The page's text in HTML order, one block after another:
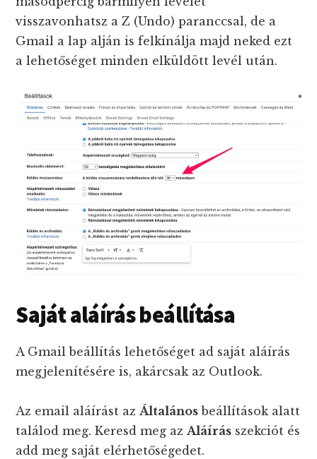
visszavonhatsz a Z (Undo) paranccsal, de a
Gmail a lap alján is felkínálja majd neked ezt
a lehetőséget minden elküldött levél után.
Saját aláírás beállítása
A Gmail beállítás lehetőséget ad saját aláírás
megjelenítésére is, akárcsak az Outlook.
Az email aláírást azÁltalános beállítások alatt
találod meg. Keresd meg azAláírás szekciót és
add meg saját elérhetőségedet.